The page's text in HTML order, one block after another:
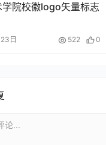
学院校徽logo矢量标志
日 522 0
论...